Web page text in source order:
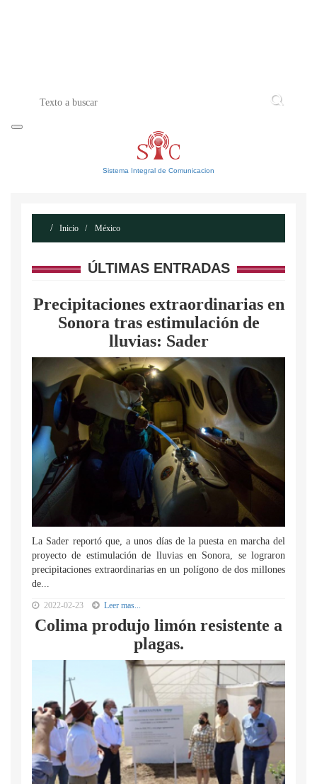
Sistema Integral de Comunicacion
Inicio México
ÚLTIMAS ENTRADAS
Precipitaciones extraordinarias en
Sonora tras estimulación de
lluvias: Sader
La Sader reportó que, a unos días de la puesta en marcha del
proyecto de estimulación de lluvias en Sonora, se lograron
precipitaciones extraordinarias en un polígono de dos millones
de...
2022-02-23 Leer mas...
Colima produjo limón resistente a
plagas.